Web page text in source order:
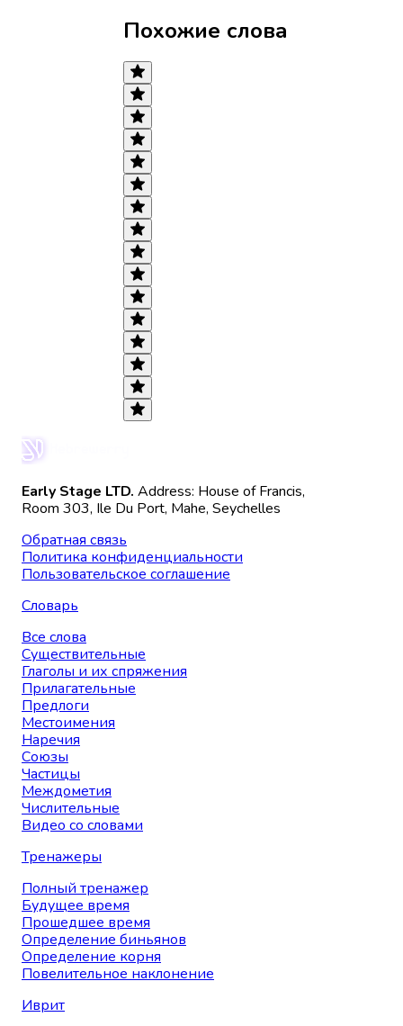
Похожие слова
Early Stage LTD. Address: House of Francis,
Room 303, Ile Du Port, Mahe, Seychelles
Обратная связь
Политика конфиденциальности
Пользовательское соглашение
Словарь
Все слова
Существительные
Глаголы и их спряжения
Прилагательные
Предлоги
Местоимения
Наречия
Союзы
Частицы
Междометия
Числительные
Видео со словами
Тренажеры
Полный тренажер
Будущее время
Прошедшее время
Определение биньянов
Определение корня
Повелительное наклонение
Иврит